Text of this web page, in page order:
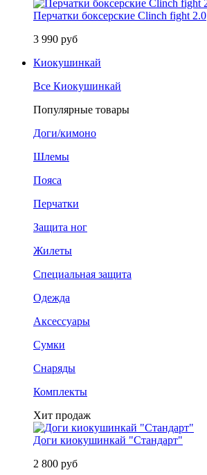
Перчатки боксерские Clinch fight 2.0
3 990 руб
Киокушинкай
Все Киокушинкай
Популярные товары
Доги/кимоно
Шлемы
Пояса
Перчатки
Защита ног
Жилеты
Специальная защита
Одежда
Аксессуары
Сумки
Снаряды
Комплекты
Хит продаж
Доги киокушинкай "Стандарт"
2 800 руб